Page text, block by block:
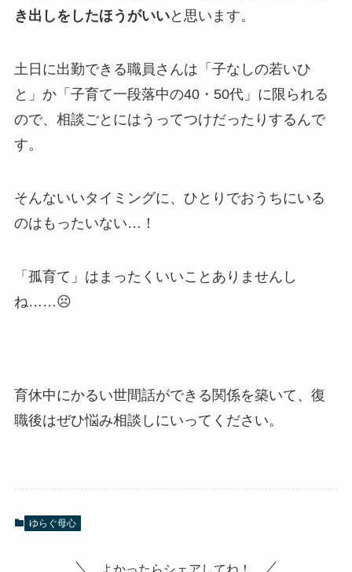
き出しをしたほうがいいと思います。
土日に出勤できる職員さんは「子なしの若いひ
と」か「子育て一段落中の40・50代」に限られる
ので、相談ごとにはうってつけだったりするんで
す。
そんないいタイミングに、ひとりでおうちにいる
のはもったいない…！
「孤育て」はまったくいいことありませんし
ね……☹
育休中にかるい世間話ができる関係を築いて、復
職後はぜひ悩み相談しにいってください。
ゆらぐ母心
よかったらシェアしてね！